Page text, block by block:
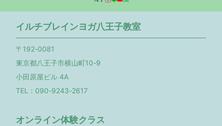
イルチブレインヨガ八王子教室
〒192-0081
東京都八王子市横山町10-9
小田原屋ビル 4A
TEL：090-9243-2617
オンライン体験クラス